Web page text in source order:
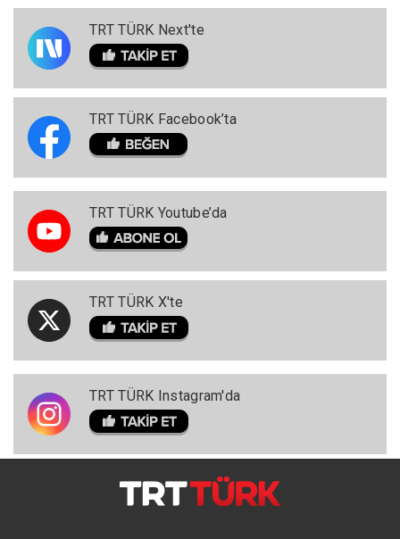
TRT TÜRK Next'te
TRT TÜRK Facebook’ta
TRT TÜRK Youtube’da
TRT TÜRK X'te
TRT TÜRK Instagram'da